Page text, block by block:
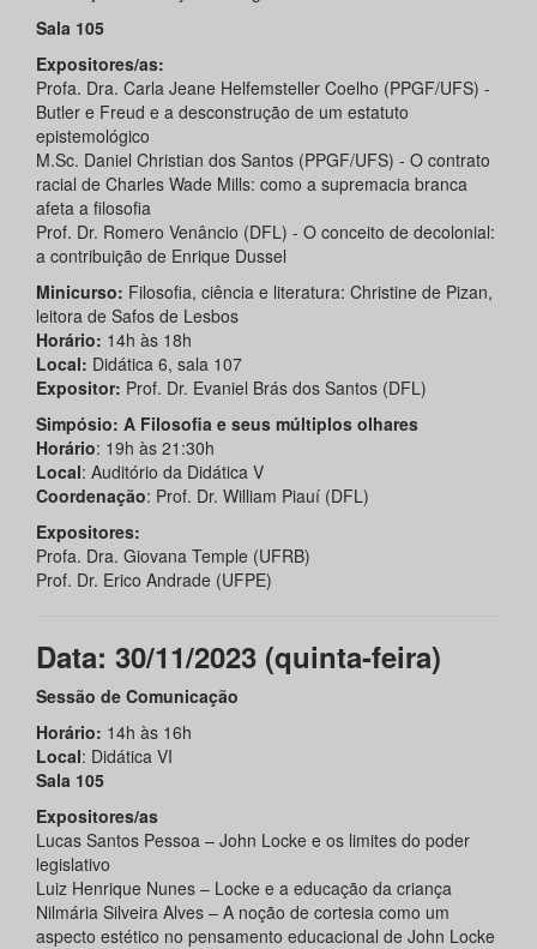
Sala 105
Expositores/as:
Profa. Dra. Carla Jeane Helfemsteller Coelho (PPGF/UFS) -
Butler e Freud e a desconstrução de um estatuto
epistemológico
M.Sc. Daniel Christian dos Santos (PPGF/UFS) - O contrato
racial de Charles Wade Mills: como a supremacia branca
afeta a filosofia
Prof. Dr. Romero Venâncio (DFL) - O conceito de decolonial:
a contribuição de Enrique Dussel
Minicurso: Filosofia, ciência e literatura: Christine de Pizan,
leitora de Safos de Lesbos
Horário: 14h às 18h
Local: Didática 6, sala 107
Expositor: Prof. Dr. Evaniel Brás dos Santos (DFL)
Simpósio: A Filosofia e seus múltiplos olhares
Horário: 19h às 21:30h
Local: Auditório da Didática V
Coordenação: Prof. Dr. William Piauí (DFL)
Expositores:
Profa. Dra. Giovana Temple (UFRB)
Prof. Dr. Erico Andrade (UFPE)
Data: 30/11/2023 (quinta-feira)
Sessão de Comunicação
Horário: 14h às 16h
Local: Didática VI
Sala 105
Expositores/as
Lucas Santos Pessoa – John Locke e os limites do poder
legislativo
Luiz Henrique Nunes – Locke e a educação da criança
Nilmária Silveira Alves – A noção de cortesia como um
aspecto estético no pensamento educacional de John Locke